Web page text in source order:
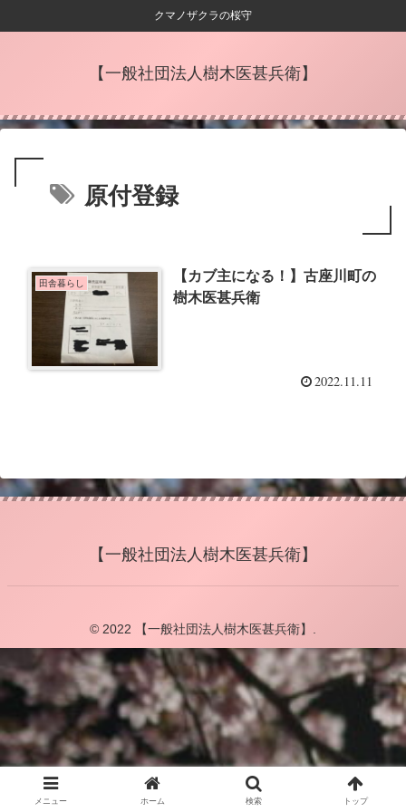
クマノザクラの桜守
【一般社団法人樹木医甚兵衛】
原付登録
田舎暮らし
【カブ主になる！】古座川町の
樹木医甚兵衛
2022.11.11
【一般社団法人樹木医甚兵衛】
© 2022 【一般社団法人樹木医甚兵衛】.
メニュー ホーム 検索 トップ